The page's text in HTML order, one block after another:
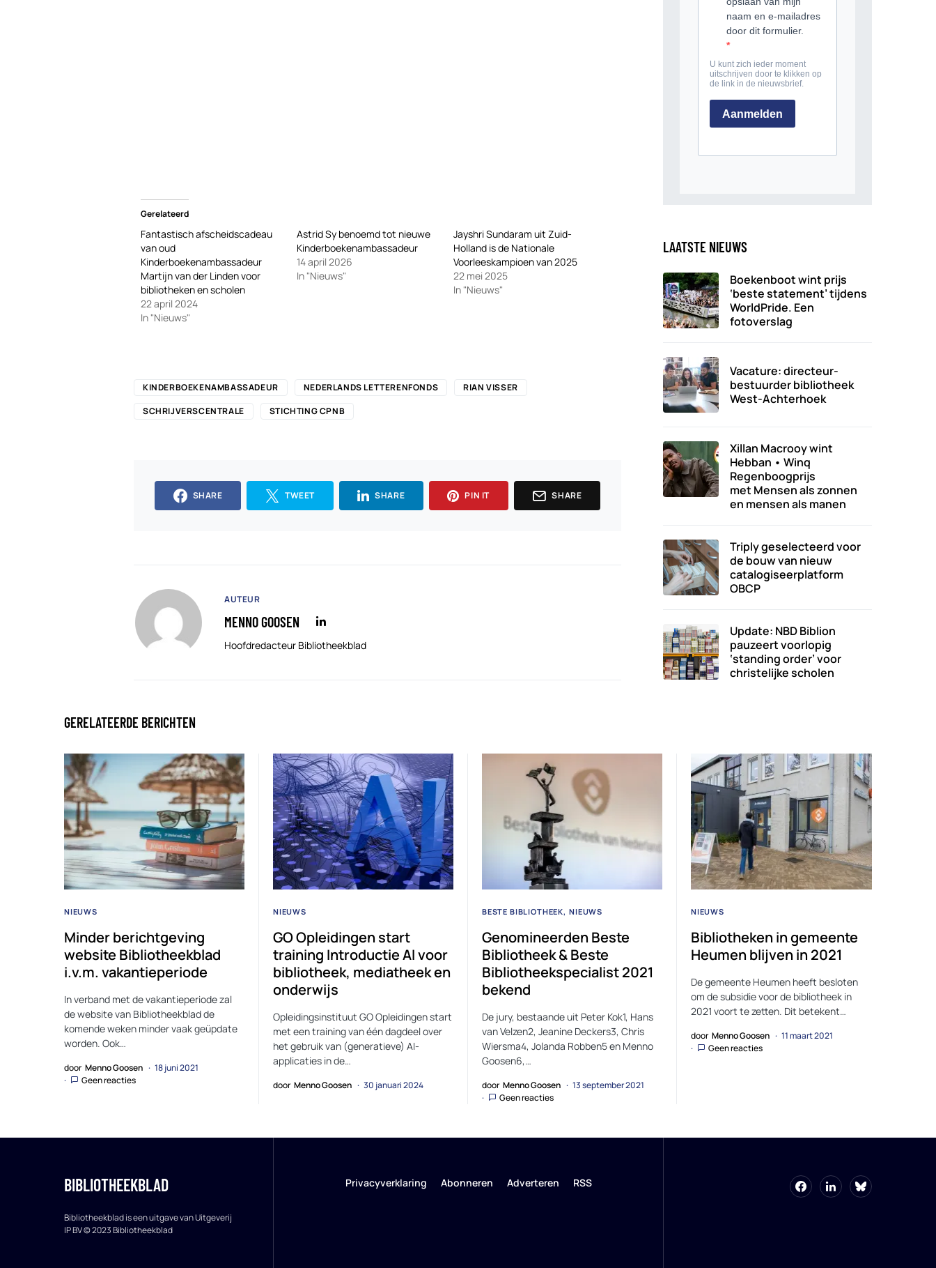
Gerelateerd
Fantastisch afscheidscadeau
van oud
Kinderboekenambassadeur
Martijn van der Linden voor
bibliotheken en scholen
22 april 2024
In "Nieuws"
Astrid Sy benoemd tot nieuwe
Kinderboekenambassadeur
14 april 2026
In "Nieuws"
Jayshri Sundaram uit Zuid-
Holland is de Nationale
Voorleeskampioen van 2025
22 mei 2025
In "Nieuws"
KINDERBOEKENAMBASSADEUR NEDERLANDS LETTERENFONDS
RIAN VISSER
SCHRIJVERSCENTRALE
STICHTING CPNB
SHARE TWEET SHARE PIN IT SHARE
AUTEUR
MENNO GOOSEN
Hoofdredacteur Bibliotheekblad
LAATSTE NIEUWS
Boekenboot wint prijs
‘beste statement’ tijdens
WorldPride. Een
fotoverslag
Vacature: directeur-
bestuurder bibliotheek
West-Achterhoek
Xillan Macrooy wint
Hebban • Winq
Regenboogprijs
met Mensen als zonnen
en mensen als manen
Triply geselecteerd voor
de bouw van nieuw
catalogiseerplatform
OBCP
Update: NBD Biblion
pauzeert voorlopig
‘standing order’ voor
christelijke scholen
GERELATEERDE BERICHTEN
NIEUWS
Minder berichtgeving
website Bibliotheekblad
i.v.m. vakantieperiode
In verband met de vakantieperiode zal
de website van Bibliotheekblad de
komende weken minder vaak geüpdate
worden. Ook…
door Menno Goosen
18 juni 2021
Geen reacties
NIEUWS
GO Opleidingen start
training Introductie AI voor
bibliotheek, mediatheek en
onderwijs
Opleidingsinstituut GO Opleidingen start
met een training van één dagdeel over
het gebruik van (generatieve) AI-
applicaties in de…
door Menno Goosen 30 januari 2024
BESTE BIBLIOTHEEK NIEUWS
Genomineerden Beste
Bibliotheek & Beste
Bibliotheekspecialist 2021
bekend
De jury, bestaande uit Peter Kok1, Hans
van Velzen2, Jeanine Deckers3, Chris
Wiersma4, Jolanda Robben5 en Menno
Goosen6,…
door Menno Goosen
13 september 2021
Geen reacties
NIEUWS
Bibliotheken in gemeente
Heumen blijven in 2021
De gemeente Heumen heeft besloten
om de subsidie voor de bibliotheek in
2021 voort te zetten. Dit betekent…
door Menno Goosen
11 maart 2021
Geen reacties
BIBLIOTHEEKBLAD
Bibliotheekblad is een uitgave van Uitgeverij
IP BV © 2023 Bibliotheekblad
Privacyverklaring Abonneren Adverteren RSS